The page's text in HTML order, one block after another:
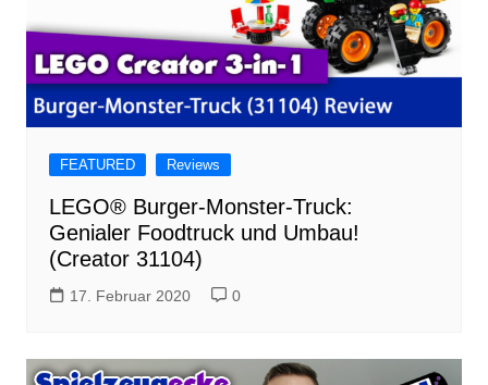
FEATURED Reviews
LEGO® Burger-Monster-Truck:
Genialer Foodtruck und Umbau!
(Creator 31104)
17. Februar 2020 0